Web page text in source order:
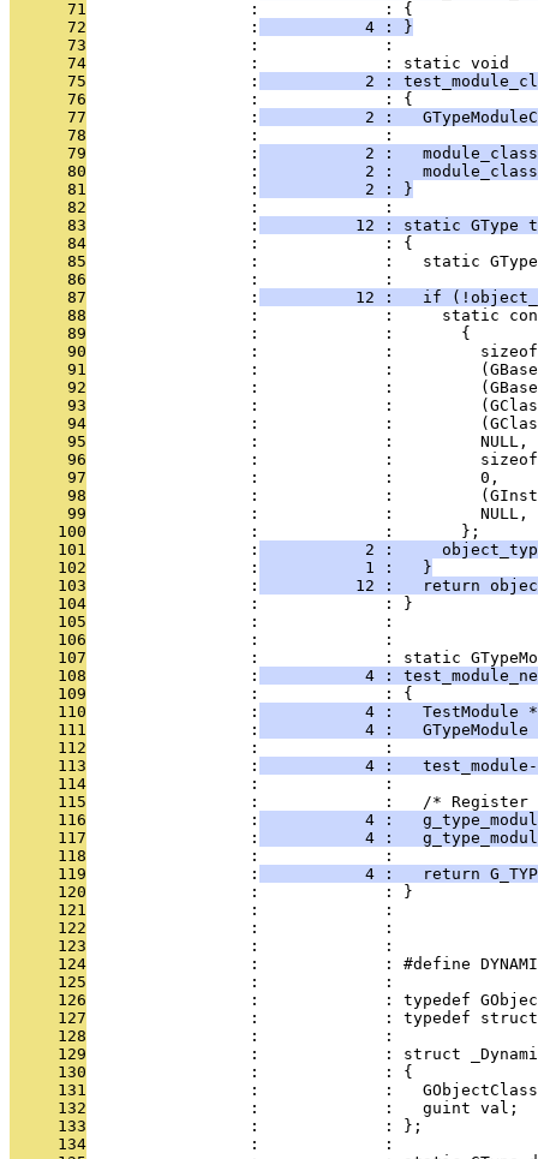
      71
                 :             : {
      72
                 :
           4 : }
      73
                 :             :
      74
                 :             : static void
      75
                 :
2 :
      76
                 :             : {
      77
                 :
2 :
      78
                 :             :
      79
                 :
2 :
      80
                 :
2 :
      81
                 :
           2 : }
      82
                 :             :
      83
                 :
12 : static GType
      84
                 :             : {
      85
:             :   static
      86
                 :             :
      87
                 :
12 :   if
      88
:             :     static
      89
                 :             :       {
      90
:             :
      91
:             :
      92
:             :
      93
:             :
      94
:             :
      95
                 :             :         NULL,
      96
:             :
      97
                 :             :         0,
      98
:             :
      99
                 :             :         NULL,
     100
                 :             :       };
     101
                 :
2 :
     102
                 :
           1 :   }
     103
                 :
12 :   return
     104
                 :             : }
     105
                 :             :
     106
                 :             :
     107
:             : static
     108
                 :
4 :
     109
                 :             : {
     110
                 :
4 :   TestModule
     111
                 :
4 :   GTypeModule
     112
                 :             :
     113
                 :
4 :
     114
                 :             :
     115
:             :   /* Register
     116
                 :
4 :
     117
                 :
4 :
     118
                 :             :
     119
                 :
4 :   return
     120
                 :             : }
     121
                 :             :
     122
                 :             :
     123
                 :             :
     124
:             : #define
     125
                 :             :
     126
:             : typedef
     127
:             : typedef
     128
                 :             :
     129
:             : struct
     130
                 :             : {
     131
:             :
     132
                 :             :   guint val;
     133
                 :             : };
     134
                 :             :